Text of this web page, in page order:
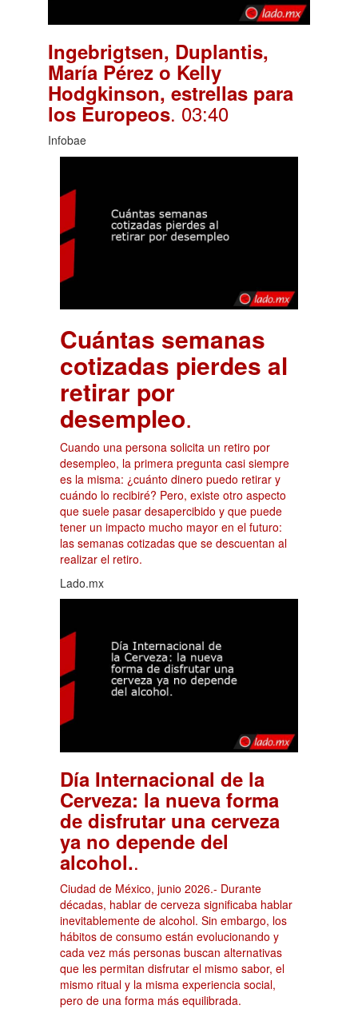
Ingebrigtsen, Duplantis,
María Pérez o Kelly
Hodgkinson, estrellas para
los Europeos. 03:40
Infobae
Cuántas semanas
cotizadas pierdes al
retirar por
desempleo.
Cuando una persona solicita un retiro por
desempleo, la primera pregunta casi siempre
es la misma: ¿cuánto dinero puedo retirar y
cuándo lo recibiré? Pero, existe otro aspecto
que suele pasar desapercibido y que puede
tener un impacto mucho mayor en el futuro:
las semanas cotizadas que se descuentan al
realizar el retiro.
Lado.mx
Día Internacional de la
Cerveza: la nueva forma
de disfrutar una cerveza
ya no depende del
alcohol..
Ciudad de México, junio 2026.- Durante
décadas, hablar de cerveza significaba hablar
inevitablemente de alcohol. Sin embargo, los
hábitos de consumo están evolucionando y
cada vez más personas buscan alternativas
que les permitan disfrutar el mismo sabor, el
mismo ritual y la misma experiencia social,
pero de una forma más equilibrada.